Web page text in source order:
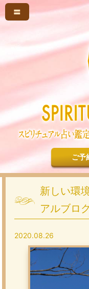
〓
ご予
新しい環
アルブロ
2020.08.26